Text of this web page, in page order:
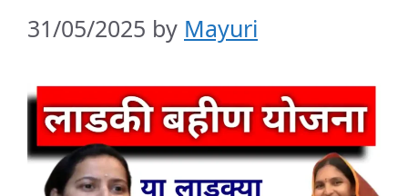
31/05/2025 by Mayuri